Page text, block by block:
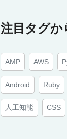
注目タグか
AMP AWS
Android Ruby
人工知能 CSS